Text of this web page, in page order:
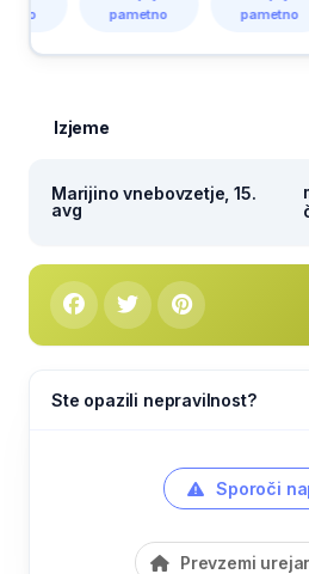
pametno
pametno
Izjeme
Marijino vnebovzetje, 15.
avg
Ste opazili nepravilnost?
Sporoči
Prevzemi